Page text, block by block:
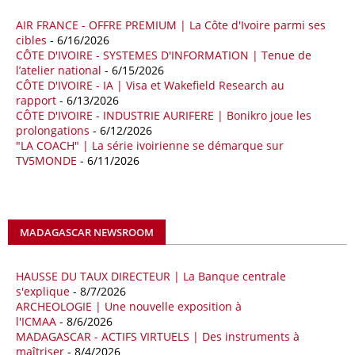
18/04/26 ALGERIE - BP
La multinationale BP signe son retour en Algérie où un permis de
prospection d’hydrocarbures dans le bassin oriental lui a été attribué
par l’Agence nationale pour la valorisation des ressources en
hydrocarbures (ALNAFT). L’information rendue publique mercredi 15
avril par l’institution, intervient dans le cadre de sa politique de relance
de l’exploration. Le périmètre concerné se situe dans une zone de
l’est du pays jugée peu explorée malgré son potentiel. BP pourra y
lancer ses premières opérations de prospection sur le terrain portant
18/04/26 OUGANDA - CITIBANK
américaine Citibank pour arranger la mobilisation des financements
nécessaires à la construction du chemin de fer à écartement standard
(SGR) qui devrait relier la capitale Kampala à la frontière avec le
Kenya, pour un investissement de 2,7 milliards d'euros (3,19 milliards
de dollars). Selon le secrétaire permanent au ministère ougandais des
AIR FRANCE - OFFRE PREMIUM | La Côte d'Ivoire parmi ses
cibles - 6/16/2026
CÔTE D'IVOIRE - SYSTEMES D'INFORMATION | Tenue de
l’atelier national - 6/15/2026
CÔTE D'IVOIRE - IA | Visa et Wakefield Research au
rapport - 6/13/2026
CÔTE D'IVOIRE - INDUSTRIE AURIFERE | Bonikro joue les
prolongations - 6/12/2026
"LA COACH" | La série ivoirienne se démarque sur
TV5MONDE - 6/11/2026
MADAGASCAR NEWSROOM
HAUSSE DU TAUX DIRECTEUR | La Banque centrale
s'explique - 8/7/2026
ARCHEOLOGIE | Une nouvelle exposition à
l'ICMAA - 8/6/2026
MADAGASCAR - ACTIFS VIRTUELS | Des instruments à
maîtriser - 8/4/2026